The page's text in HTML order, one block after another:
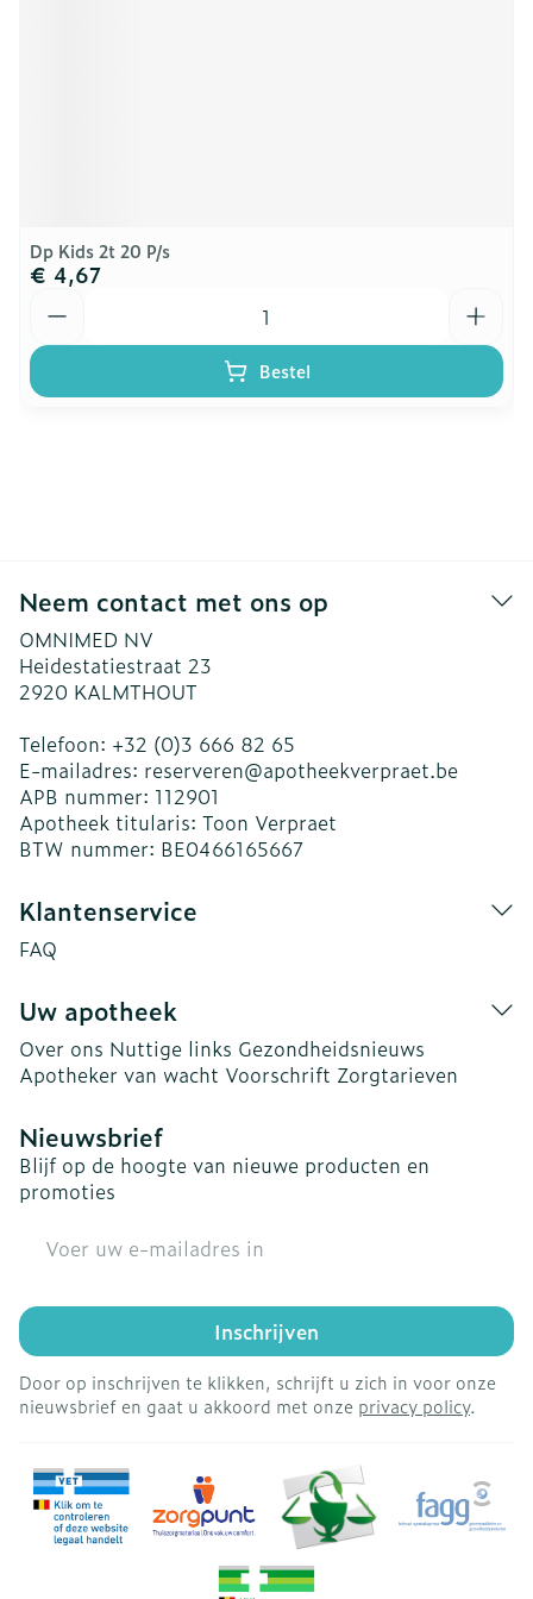
Dp Kids 2t 20 P/s
€ 4,67
Bestel
Neem contact met ons op
OMNIMED NV
Heidestatiestraat 23
2920 KALMTHOUT
Telefoon: +32 (0)3 666 82 65
E-mailadres: reserveren@apotheekverpraet.be
APB nummer: 112901
Apotheek titularis: Toon Verpraet
BTW nummer: BE0466165667
Klantenservice
FAQ
Uw apotheek
Over ons Nuttige links Gezondheidsnieuws
Apotheker van wacht Voorschrift Zorgtarieven
Nieuwsbrief
Blijf op de hoogte van nieuwe producten en
promoties
Inschrijven
Door op inschrijven te klikken, schrijft u zich in voor onze
nieuwsbrief en gaat u akkoord met onze privacy policy.